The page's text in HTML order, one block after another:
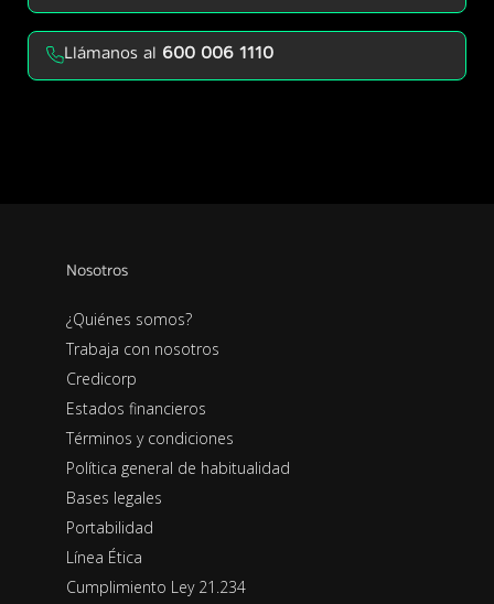
Llámanos al 600 006 1110
Nosotros
¿Quiénes somos?
Trabaja con nosotros
Credicorp
Estados financieros
Términos y condiciones
Política general de habitualidad
Bases legales
Portabilidad
Línea Ética
Cumplimiento Ley 21.234